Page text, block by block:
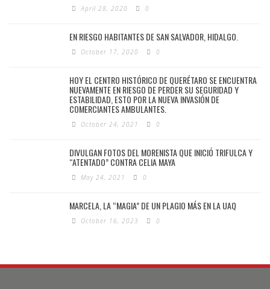
April 28, 2020 0
EN RIESGO HABITANTES DE SAN SALVADOR, HIDALGO.
October 17, 2020 0
HOY EL CENTRO HISTÓRICO DE QUERÉTARO SE ENCUENTRA
NUEVAMENTE EN RIESGO DE PERDER SU SEGURIDAD Y
ESTABILIDAD, ESTO POR LA NUEVA INVASIÓN DE
COMERCIANTES AMBULANTES.
October 24, 2021 0
DIVULGAN FOTOS DEL MORENISTA QUE INICIÓ TRIFULCA Y
“ATENTADO” CONTRA CELIA MAYA
May 24, 2021 0
MARCELA, LA “MAGIA” DE UN PLAGIO MÁS EN LA UAQ
October 16, 2023 0